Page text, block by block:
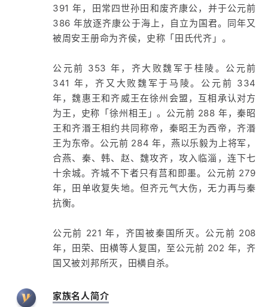
391 年，田常四世孙田和废齐康公，并于公元前
386 年放逐齐康公于海上，自立为国君。同年又
被周安王册命为齐侯，史称「田氏代齐」。
公元前 353 年，齐大败魏军于桂陵。公元前
341 年，齐又大败魏军于马陵。公元前 334
年，魏惠王和齐威王在徐州会盟，互相承认对方
为王，史称「徐州相王」。公元前 288 年，秦昭
王和齐湣王相约共同称帝，秦昭王为西帝，齐湣
王为东帝。公元前 284 年，燕以乐毅为上将军，
合燕、秦、韩、赵、魏攻齐，攻入临淄，连下七
十余城。齐城不下者只有莒和即墨。公元前 279
年，田单收复失地。但齐元气大伤，无力再与秦
抗衡。
公元前 221 年，齐国被秦国所灭。公元前 208
年，田荣、田横等人复国，至公元前 202 年，齐
国又被刘邦所灭，田横自杀。
家族名人简介